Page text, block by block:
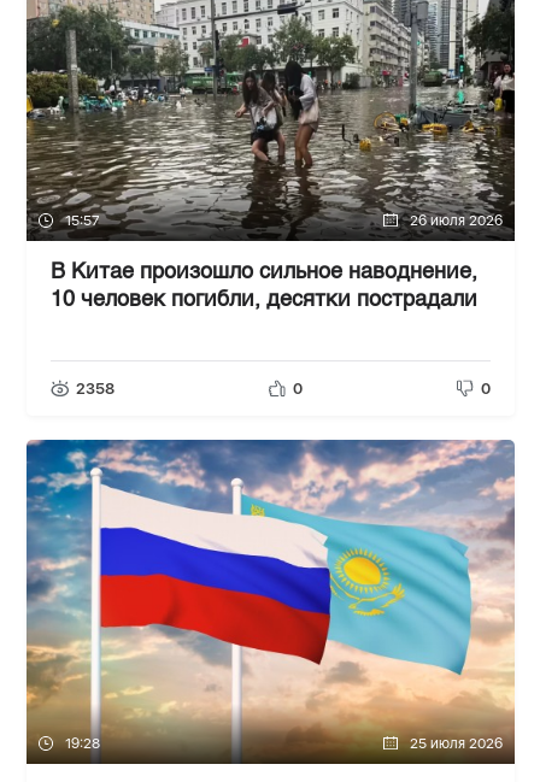
15:57 26 июля 2026
В Китае произошло сильное наводнение,
10 человек погибли, десятки пострадали
2358 0 0
19:28 25 июля 2026